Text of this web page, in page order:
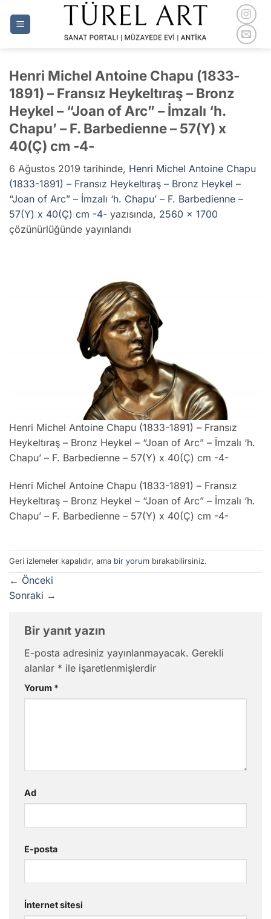
Henri Michel Antoine Chapu (1833-
1891) – Fransız Heykeltıraş – Bronz
Heykel – “Joan of Arc” – İmzalı ‘h.
Chapu’ – F. Barbedienne – 57(Y) x
40(Ç) cm -4-
6 Ağustos 2019 tarihinde, Henri Michel Antoine Chapu
(1833-1891) – Fransız Heykeltıraş – Bronz Heykel –
“Joan of Arc” – İmzalı ‘h. Chapu’ – F. Barbedienne –
57(Y) x 40(Ç) cm -4- yazısında, 2560 × 1700
çözünürlüğünde yayınlandı
Henri Michel Antoine Chapu (1833-1891) – Fransız
Heykeltıraş – Bronz Heykel – “Joan of Arc” – İmzalı ‘h.
Chapu’ – F. Barbedienne – 57(Y) x 40(Ç) cm -4-
Henri Michel Antoine Chapu (1833-1891) – Fransız
Heykeltıraş – Bronz Heykel – “Joan of Arc” – İmzalı ‘h.
Chapu’ – F. Barbedienne – 57(Y) x 40(Ç) cm -4-
Geri izlemeler kapalıdır, ama bir yorum bırakabilirsiniz.
← Önceki
Sonraki →
Bir yanıt yazın
E-posta adresiniz yayınlanmayacak. Gerekli
alanlar * ile işaretlenmişlerdir
Yorum *
Ad
E-posta
İnternet sitesi